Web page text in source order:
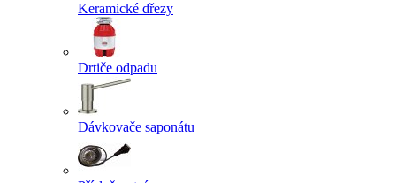
Keramické dřezy
Drtiče odpadu
Dávkovače saponátu